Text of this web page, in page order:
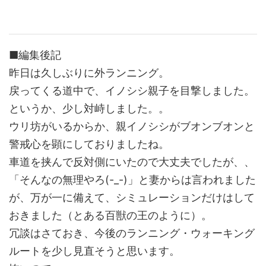
■編集後記
昨日は久しぶりに外ランニング。
戻ってくる道中で、イノシシ親子を目撃しました。
というか、少し対峙しました。。
ウリ坊がいるからか、親イノシシがブオンブオンと
警戒心を顕にしておりましたね。
車道を挟んで反対側にいたので大丈夫でしたが、、
「そんなの無理やろ(-_-)」と妻からは言われました
が、万が一に備えて、シミュレーションだけはして
おきました（とある百獣の王のように）。
冗談はさておき、今後のランニング・ウォーキング
ルートを少し見直そうと思います。